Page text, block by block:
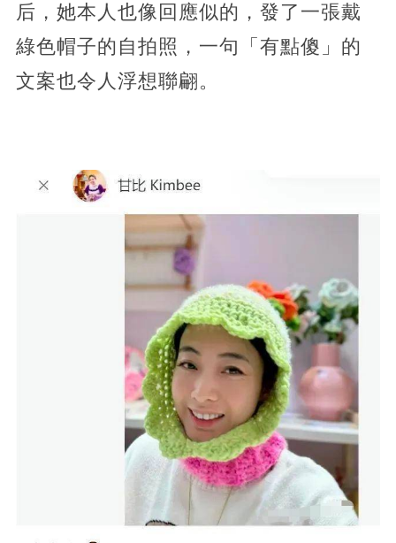
后，她本人也像回應似的，發了一張戴
綠色帽子的自拍照，一句「有點傻」的
文案也令人浮想聯翩。